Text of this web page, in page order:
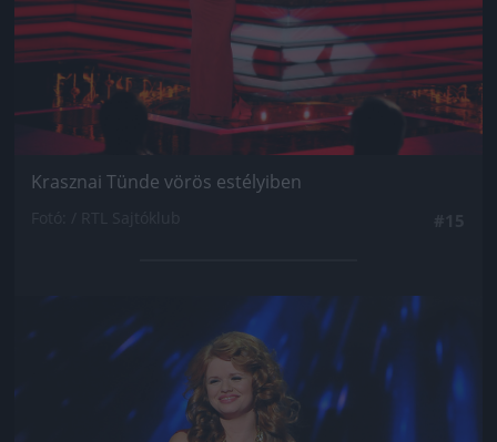
Krasznai Tünde vörös estélyiben
Jön még kép!